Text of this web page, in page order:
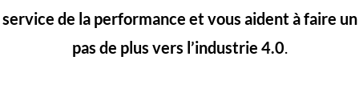
service de la performance et vous aident à faire un
pas de plus vers l’industrie 4.0.